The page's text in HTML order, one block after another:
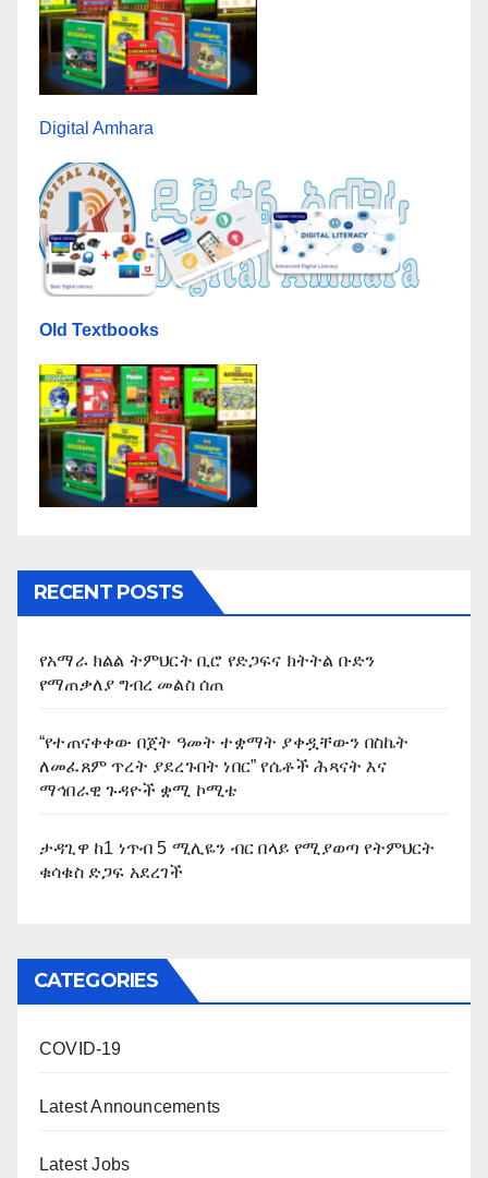
Digital Amhara
Old Textbooks
RECENT POSTS
የአማራ ክልል ትምህርት ቢሮ የድጋፍና ክትትል ቡድን
የማጠቃለያ ግብረ መልስ ሰጠ
“የተጠናቀቀው በጀት ዓመት ተቋማት ያቀዷቸውን በስኬት
ለመፈጸም ጥረት ያደረጉበት ነበር” የሴቶች ሕጻናት እና
ማኅበራዊ ጉዳዮች ቋሚ ኮሚቴ
ታዳጊዋ ከ1 ነጥብ 5 ሚሊዬን ብር በላይ የሚያወጣ የትምህርት
ቁሳቁስ ድጋፍ አደረገች
CATEGORIES
COVID-19
Latest Announcements
Latest Jobs